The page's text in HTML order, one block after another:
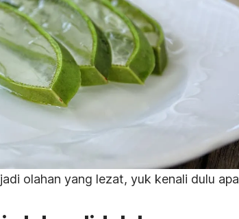
olahan yang lezat, yuk kenali dulu apa